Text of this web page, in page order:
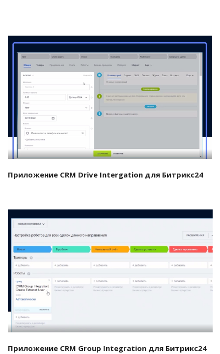
Смотреть проект
Приложение CRM Drive Intergation для Битрикс24
Смотреть проект
Приложение CRM Group Integration для Битрикс24